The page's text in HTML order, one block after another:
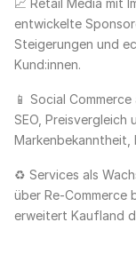
entwickelte
Steigerungen und
Kund:innen.
📱 Social
SEO,
Markenbekanntheit,
♻️ Services als
über Re-Commerce
erweitert Kaufland